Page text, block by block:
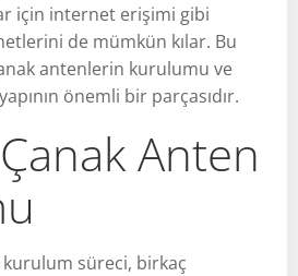
için internet erişimi gibi
de mümkün kılar. Bu
antenlerin kurulumu ve
önemli bir parçasıdır.
Anten
süreci, birkaç